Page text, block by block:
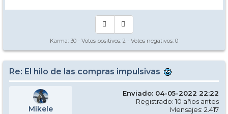
Karma: 30 - Votos positivos: 2 - Votos negativos: 0
Re: El hilo de las compras impulsivas
Mikele
Enviado: 04-05-2022 22:22
Registrado: 10 años antes
Mensajes: 2.417